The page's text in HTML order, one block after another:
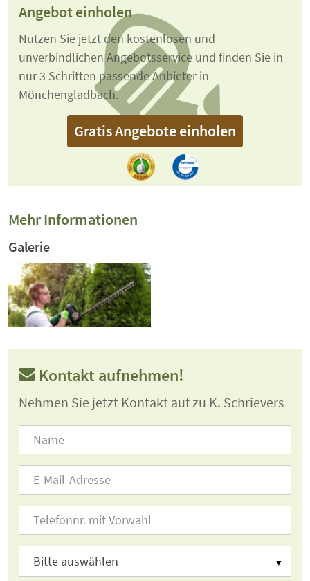
Angebot einholen
Nutzen Sie jetzt den kostenlosen und
unverbindlichen Angebotsservice und finden Sie in
nur 3 Schritten passende Anbieter in
Mönchengladbach.
Gratis Angebote einholen
Mehr Informationen
Galerie
Kontakt aufnehmen!
Nehmen Sie jetzt Kontakt auf zu K. Schrievers